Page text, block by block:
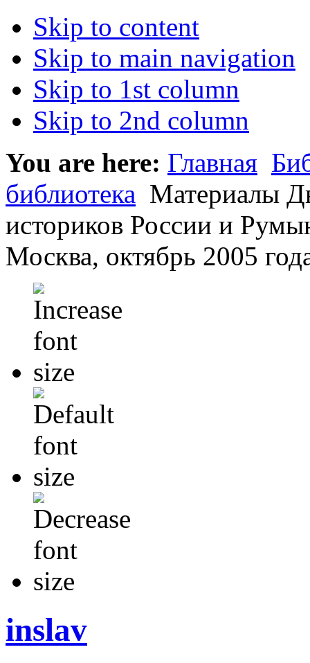
Skip to content
Skip to main navigation
Skip to 1st column
Skip to 2nd column
You are here: Главная
библиотека Материалы
историков России и
Москва, октябрь 2005
inslav